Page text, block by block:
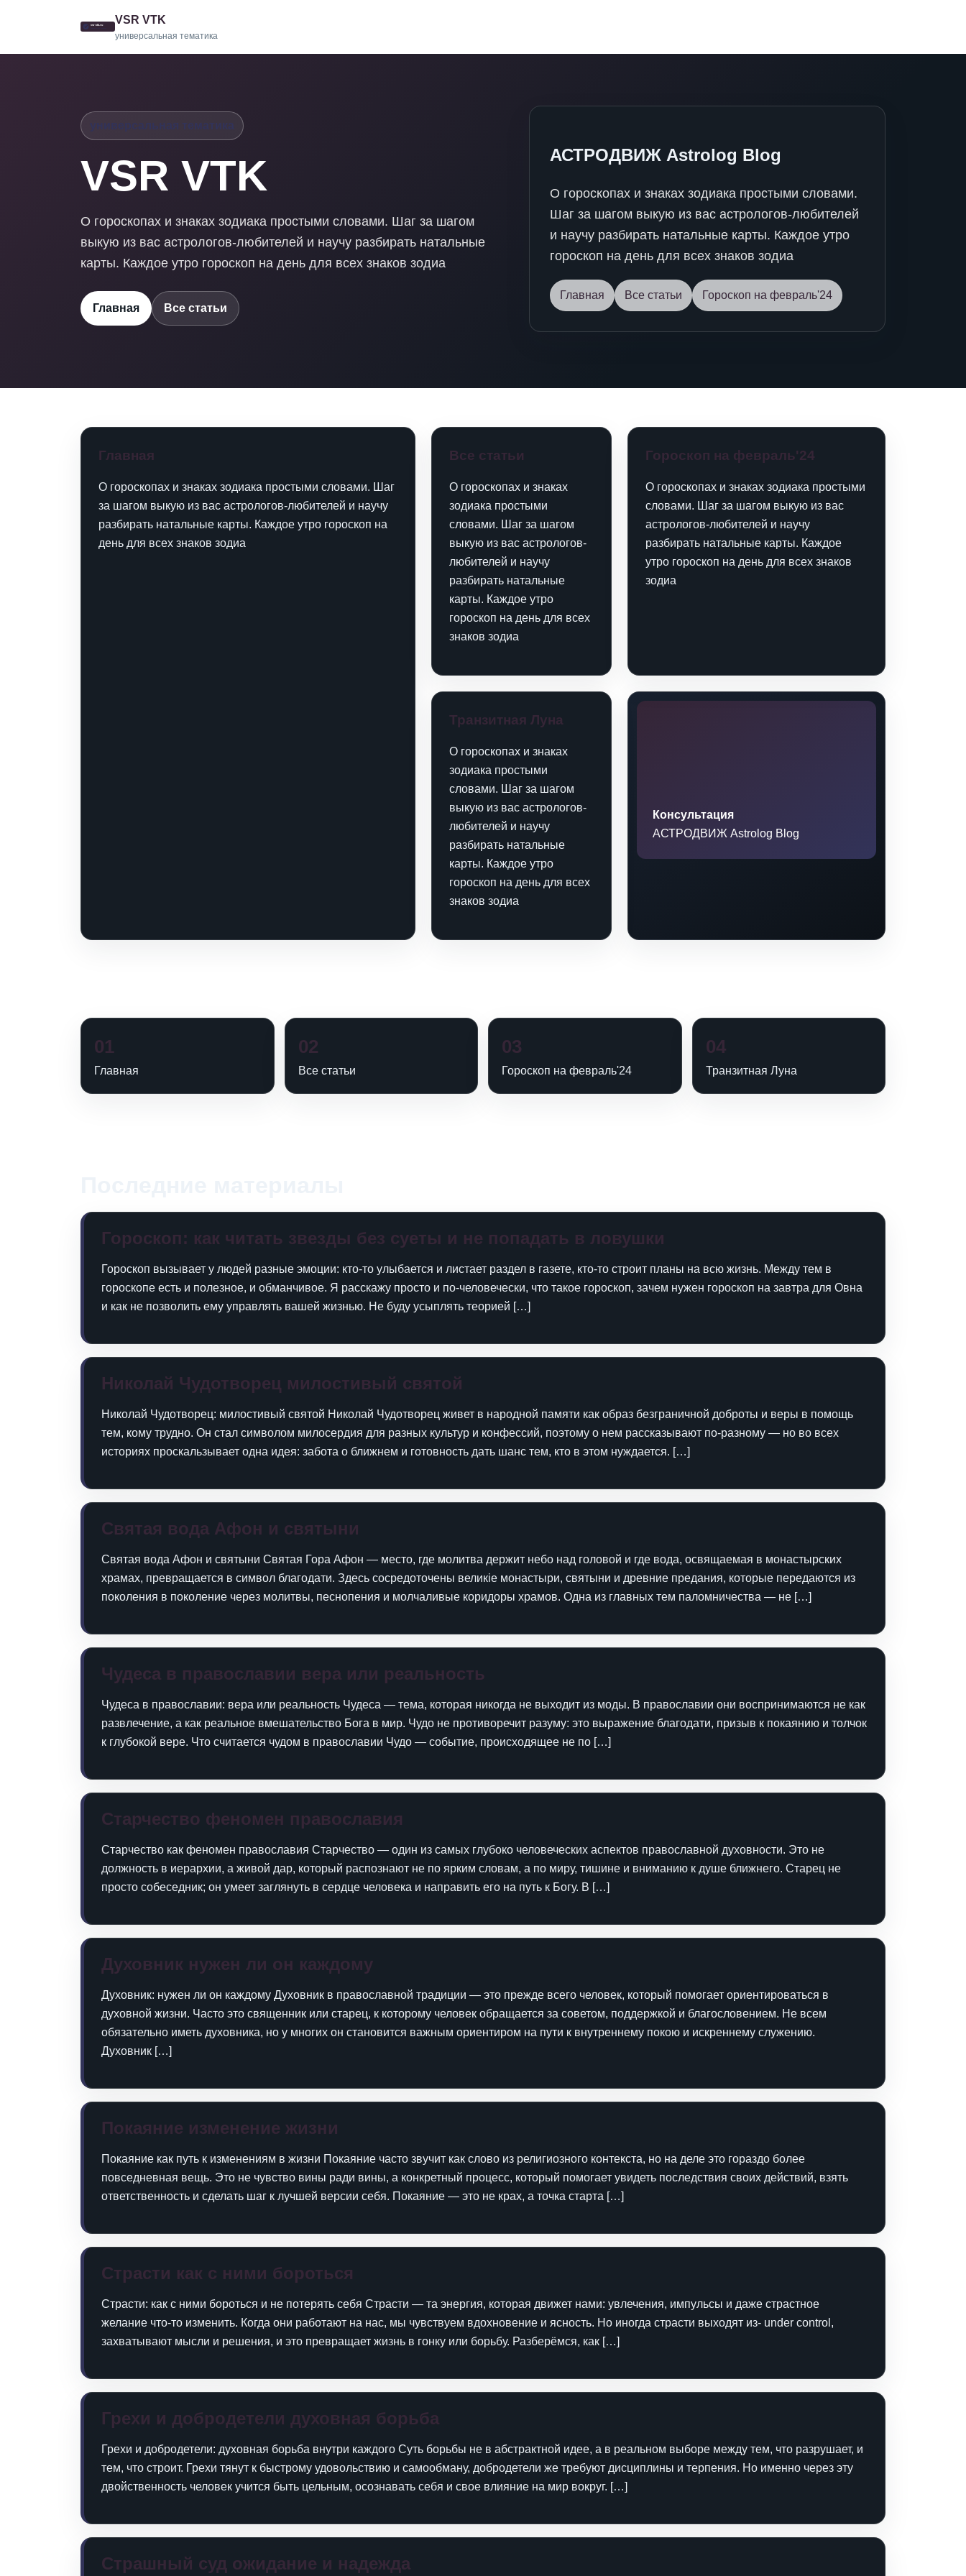
VSR VTK
универсальная тематика
универсальная тематика
VSR VTK
О гороскопах и знаках зодиака простыми словами. Шаг за шагом
выкую из вас астрологов-любителей и научу разбирать натальные
карты. Каждое утро гороскоп на день для всех знаков зодиа
Главная Все статьи
АСТРОДВИЖ Astrolog Blog
О гороскопах и знаках зодиака простыми словами.
Шаг за шагом выкую из вас астрологов-любителей
и научу разбирать натальные карты. Каждое утро
гороскоп на день для всех знаков зодиа
Главная Все статьи Гороскоп на февраль'24
Главная
О гороскопах и знаках зодиака простыми словами. Шаг
за шагом выкую из вас астрологов-любителей и научу
разбирать натальные карты. Каждое утро гороскоп на
день для всех знаков зодиа
Все статьи
О гороскопах и знаках
зодиака простыми
словами. Шаг за шагом
выкую из вас астрологов-
любителей и научу
разбирать натальные
карты. Каждое утро
гороскоп на день для всех
знаков зодиа
Гороскоп на февраль'24
О гороскопах и знаках зодиака простыми
словами. Шаг за шагом выкую из вас
астрологов-любителей и научу
разбирать натальные карты. Каждое
утро гороскоп на день для всех знаков
зодиа
Транзитная Луна
О гороскопах и знаках
зодиака простыми
словами. Шаг за шагом
выкую из вас астрологов-
любителей и научу
разбирать натальные
карты. Каждое утро
гороскоп на день для всех
знаков зодиа
Консультация
АСТРОДВИЖ Astrolog Blog
01
Главная
02
Все статьи
03
Гороскоп на февраль'24
04
Транзитная Луна
Гороскоп: как читать звезды без суеты и не попадать в ловушки
Гороскоп вызывает у людей разные эмоции: кто-то улыбается и листает раздел в газете, кто-то строит планы на всю жизнь. Между тем в
гороскопе есть и полезное, и обманчивое. Я расскажу просто и по-человечески, что такое гороскоп, зачем нужен гороскоп на завтра для Овна
и как не позволить ему управлять вашей жизнью. Не буду усыплять теорией […]
Николай Чудотворец милостивый святой
Николай Чудотворец: милостивый святой Николай Чудотворец живет в народной памяти как образ безграничной доброты и веры в помощь
тем, кому трудно. Он стал символом милосердия для разных культур и конфессий, поэтому о нем рассказывают по‑разному — но во всех
историях проскальзывает одна идея: забота о ближнем и готовность дать шанс тем, кто в этом нуждается. […]
Святая вода Афон и святыни
Святая вода Афон и святыни Святая Гора Афон — место, где молитва держит небо над головой и где вода, освящаемая в монастырских
храмах, превращается в символ благодати. Здесь сосредоточены великіе монастыри, святыни и древние предания, которые передаются из
поколения в поколение через молитвы, песнопения и молчаливые коридоры храмов. Одна из главных тем паломничества — не […]
Чудеса в православии вера или реальность
Чудеса в православии: вера или реальность Чудеса — тема, которая никогда не выходит из моды. В православии они воспринимаются не как
развлечение, а как реальное вмешательство Бога в мир. Чудо не противоречит разуму: это выражение благодати, призыв к покаянию и толчок
к глубокой вере. Что считается чудом в православии Чудо — событие, происходящее не по […]
Старчество феномен православия
Старчество как феномен православия Старчество — один из самых глубоко человеческих аспектов православной духовности. Это не
должность в иерархии, а живой дар, который распознают не по ярким словам, а по миру, тишине и вниманию к душе ближнего. Старец не
просто собеседник; он умеет заглянуть в сердце человека и направить его на путь к Богу. В […]
Духовник нужен ли он каждому
Духовник: нужен ли он каждому Духовник в православной традиции — это прежде всего человек, который помогает ориентироваться в
духовной жизни. Часто это священник или старец, к которому человек обращается за советом, поддержкой и благословением. Не всем
обязательно иметь духовника, но у многих он становится важным ориентиром на пути к внутреннему покою и искреннему служению.
Духовник […]
Покаяние изменение жизни
Покаяние как путь к изменениям в жизни Покаяние часто звучит как слово из религиозного контекста, но на деле это гораздо более
повседневная вещь. Это не чувство вины ради вины, а конкретный процесс, который помогает увидеть последствия своих действий, взять
ответственность и сделать шаг к лучшей версии себя. Покаяние — это не крах, а точка старта […]
Страсти как с ними бороться
Страсти: как с ними бороться и не потерять себя Страсти — та энергия, которая движет нами: увлечения, импульсы и даже страстное
желание что‑то изменить. Когда они работают на нас, мы чувствуем вдохновение и ясность. Но иногда страсти выходят из‑ under control,
захватывают мысли и решения, и это превращает жизнь в гонку или борьбу. Разберёмся, как […]
Грехи и добродетели духовная борьба
Грехи и добродетели: духовная борьба внутри каждого Суть борьбы не в абстрактной идее, а в реальном выборе между тем, что разрушает, и
тем, что строит. Грехи тянут к быстрому удовольствию и самообману, добродетели же требуют дисциплины и терпения. Но именно через эту
двойственность человек учится быть цельным, осознавать себя и свое влияние на мир вокруг. […]
Страшный суд ожидание и надежда